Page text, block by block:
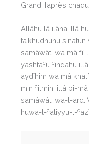
Grand. [après
Allâhu lâ ilâha illâ
ta’khudhuhu
samâwâti wa mâ fî-
yashfacu cindahu
aydîhim wa mâ
min cilmihi illâ bi-mâ
samâwâti wa-l-ard.
huwa-l-caliyyu-l-c